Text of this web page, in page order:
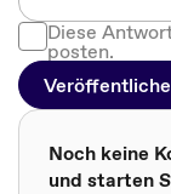
Diese
posten.
Noch keine
und starten